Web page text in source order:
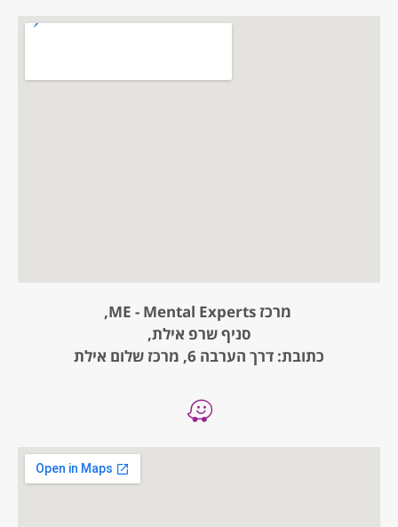
מרכז ME - Mental Experts,
סניף שרפ אילת,
כתובת: דרך הערבה 6, מרכז שלום אילת